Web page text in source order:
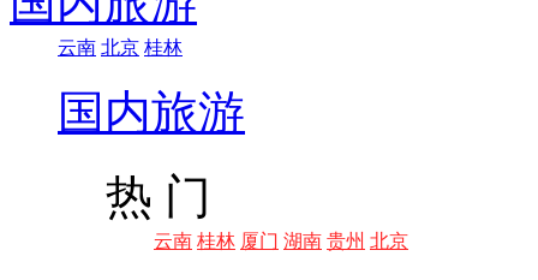
云南 北京 桂林
国内旅游
热 门
云南 桂林 厦门 湖南 贵州 北京